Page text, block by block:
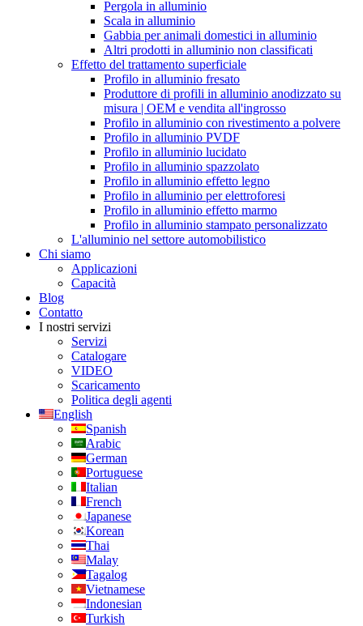
Pergola in alluminio
Scala in alluminio
Gabbia per animali domestici in alluminio
Altri prodotti in alluminio non classificati
Effetto del trattamento superficiale
Profilo in alluminio fresato
Produttore di profili in alluminio anodizzato su
misura | OEM e vendita all'ingrosso
Profilo in alluminio con rivestimento a polvere
Profilo in alluminio PVDF
Profilo in alluminio lucidato
Profilo in alluminio spazzolato
Profilo in alluminio effetto legno
Profilo in alluminio per elettroforesi
Profilo in alluminio effetto marmo
Profilo in alluminio stampato personalizzato
L'alluminio nel settore automobilistico
Chi siamo
Applicazioni
Capacità
Blog
Contatto
I nostri servizi
Servizi
Catalogare
VIDEO
Scaricamento
Politica degli agenti
English
Spanish
Arabic
German
Portuguese
Italian
French
Japanese
Korean
Thai
Malay
Tagalog
Vietnamese
Indonesian
Turkish